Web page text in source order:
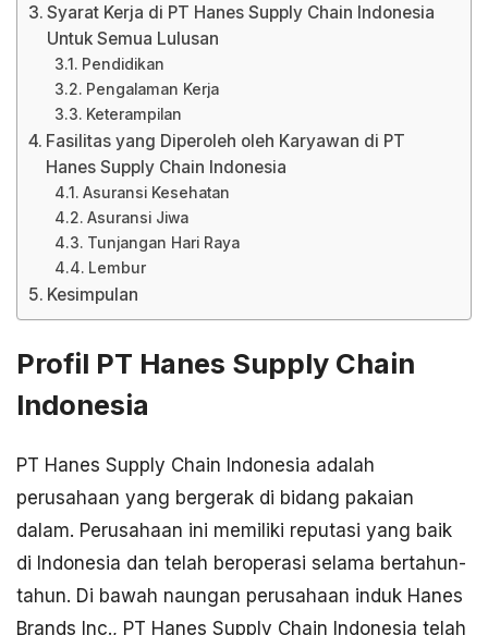
Syarat Kerja di PT Hanes Supply Chain Indonesia
Untuk Semua Lulusan
Pendidikan
Pengalaman Kerja
Keterampilan
Fasilitas yang Diperoleh oleh Karyawan di PT
Hanes Supply Chain Indonesia
Asuransi Kesehatan
Asuransi Jiwa
Tunjangan Hari Raya
Lembur
Kesimpulan
Profil PT Hanes Supply Chain
Indonesia
PT Hanes Supply Chain Indonesia adalah
perusahaan yang bergerak di bidang pakaian
dalam. Perusahaan ini memiliki reputasi yang baik
di Indonesia dan telah beroperasi selama bertahun-
tahun. Di bawah naungan perusahaan induk Hanes
Brands Inc., PT Hanes Supply Chain Indonesia telah